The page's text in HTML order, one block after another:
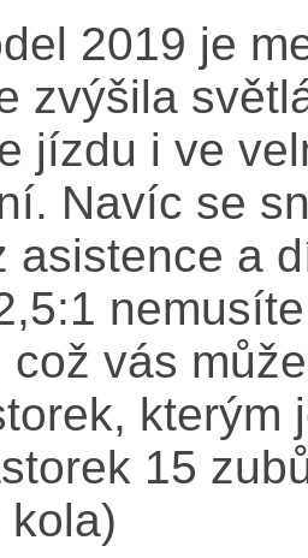
2019 je
zvýšila
jízdu i ve
Navíc se
asistence a
což vás
kterým
15
kola)